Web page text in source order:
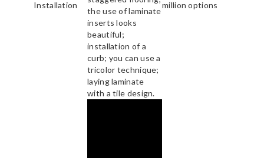
Installation
the use of laminate
inserts looks
beautiful;
installation of a
curb; you can use a
tricolor technique;
laying laminate
with a tile design.
million options